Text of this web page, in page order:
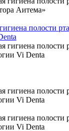
полости